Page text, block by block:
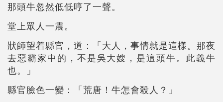
那頭牛忽然低低哼了一聲。
堂上眾人一震。
狀師望着縣官，道：「大人，事情就是這樣。那夜
去惡霸家中的，不是吳大嫂，是這頭牛。此義牛
也。」
縣官臉色一變：「荒唐！牛怎會殺人？」